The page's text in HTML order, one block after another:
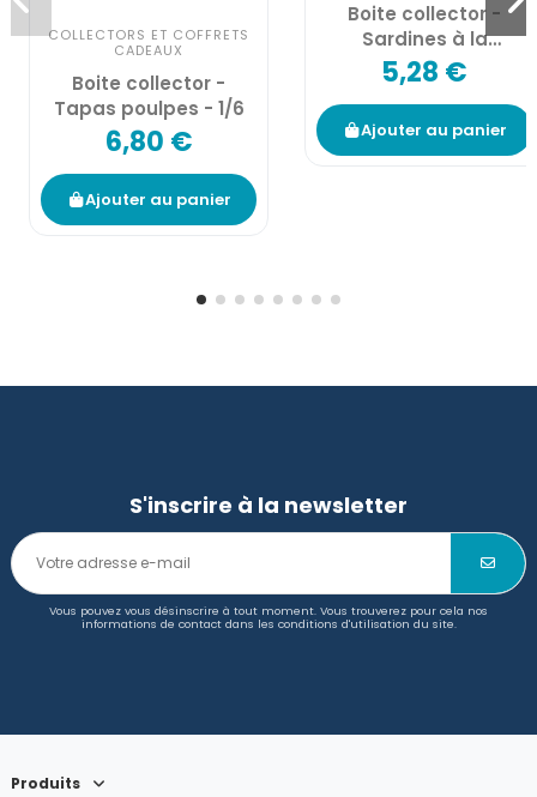
COLLECTORS ET COFFRETS
CADEAUX
Boite collector -
Tapas poulpes - 1/6
6,80 €
Ajouter au panier
Boite collector -
Sardines à la
tapenade noire bio* -
1/6
5,28 €
Ajouter au panier
S'inscrire à la newsletter
Vous pouvez vous désinscrire à tout moment. Vous trouverez pour cela nos
informations de contact dans les conditions d'utilisation du site.
Produits